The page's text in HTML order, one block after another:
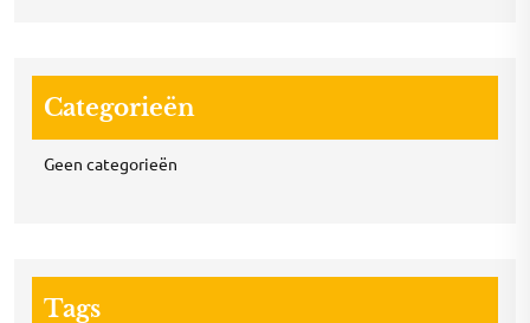
Categorieën
Geen categorieën
Tags